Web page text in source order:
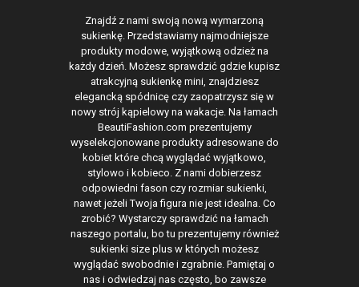
Znajdź z nami swoją nową wymarzoną
sukienkę. Przedstawiamy najmodniejsze
produkty modowe, wyjątkową odzież na
każdy dzień. Możesz sprawdzić gdzie kupisz
atrakcyjną sukienkę mini, znajdziesz
elegancką spódnicę czy zaopatrzysz się w
nowy strój kąpielowy na wakacje. Na łamach
BeautiFashion.com prezentujemy
wyselekcjonowane produkty adresowane do
kobiet które chcą wyglądać wyjątkowo,
stylowo i kobieco. Z nami dobierzesz
odpowiedni fason czy rozmiar sukienki,
nawet jeżeli Twoja figura nie jest idealna. Co
zrobić? Wystarczy sprawdzić na łamach
naszego portalu, bo tu prezentujemy również
sukienki size plus w których możesz
wyglądać swobodnie i zgrabnie. Pamiętaj o
nas i odwiedzaj nas często, bo zawsze